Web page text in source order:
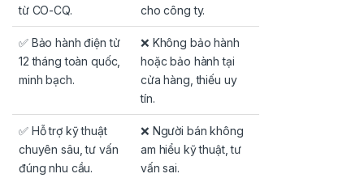
từ CO-CQ.
cho công ty.
✅ Bảo hành điện tử
12 tháng toàn quốc,
minh bạch.
❌ Không bảo hành
hoặc bảo hành tại
cửa hàng, thiếu uy
tín.
✅ Hỗ trợ kỹ thuật
chuyên sâu, tư vấn
đúng nhu cầu.
❌ Người bán không
am hiểu kỹ thuật, tư
vấn sai.